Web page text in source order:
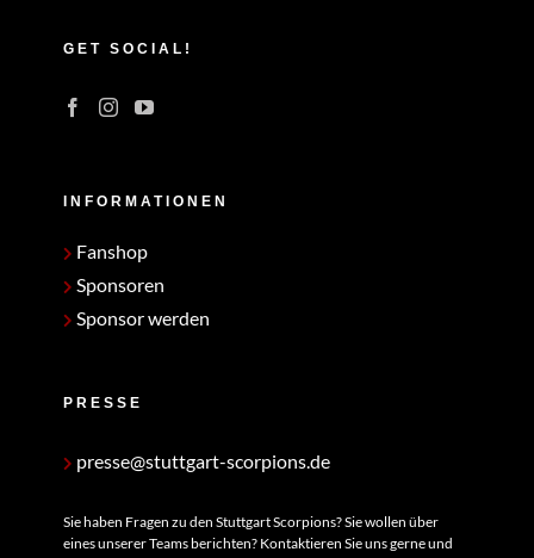
GET SOCIAL!
INFORMATIONEN
Fanshop
Sponsoren
Sponsor werden
PRESSE
presse@stuttgart-scorpions.de
Sie haben Fragen zu den Stuttgart Scorpions? Sie wollen über
eines unserer Teams berichten? Kontaktieren Sie uns gerne und